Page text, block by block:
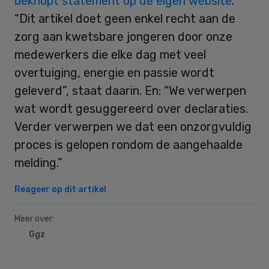
“Dit artikel doet geen enkel recht aan de
zorg aan kwetsbare jongeren door onze
medewerkers die elke dag met veel
overtuiging, energie en passie wordt
geleverd”, staat daarin. En: “We verwerpen
wat wordt gesuggereerd over declaraties.
Verder verwerpen we dat een onzorgvuldig
proces is gelopen rondom de aangehaalde
melding.”
Reageer op dit artikel
Meer over:
Ggz